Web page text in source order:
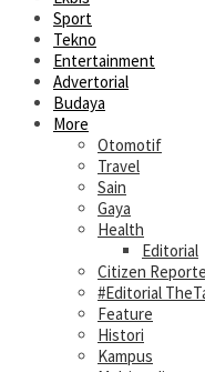
Sport
Tekno
Entertainment
Advertorial
Budaya
More
Otomotif
Travel
Sain
Gaya
Health
Editorial
Citizen
#Editorial
Feature
Histori
Kampus